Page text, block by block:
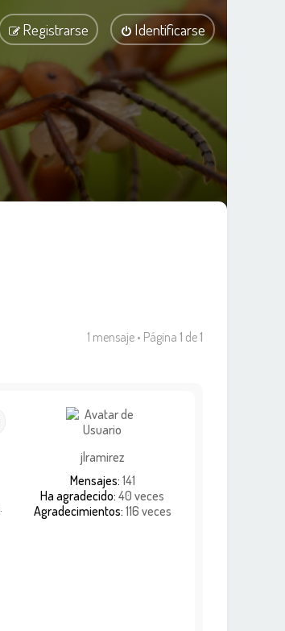
Identificarse
Registrarse
1 mensaje • Página 1 de1
jlramirez
Mensajes: 141
Ha agradecido: 40 veces
Agradecimientos: 116 veces